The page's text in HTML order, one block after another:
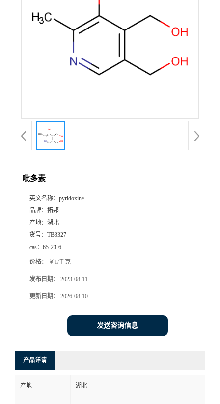
吡多素
英文名称： pyridoxine
品牌： 拓邦
产地： 湖北
货号： TB3327
cas： 65-23-6
价格： ￥1/千克
发布日期： 2023-08-11
更新日期： 2026-08-10
发送咨询信息
产品详请
产地 湖北